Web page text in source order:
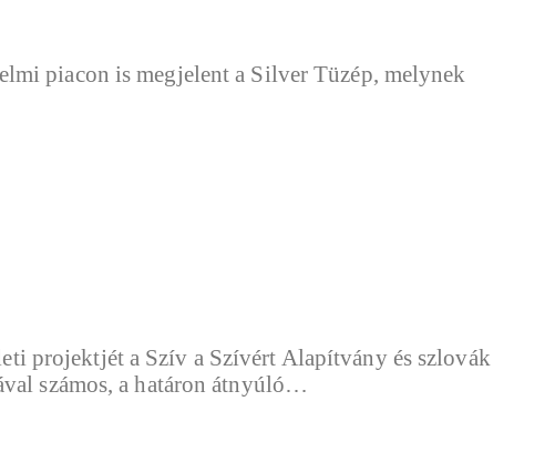
piacon is megjelent a Silver Tüzép, melynek
projektjét a Szív a Szívért Alapítvány és szlovák
számos, a határon átnyúló…